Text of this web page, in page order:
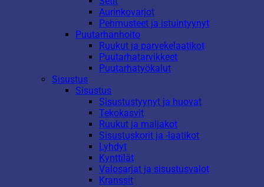
Aurinkovarjot
Pehmusteet ja istuintyynyt
Puutarhanhoito
Ruukut ja parvekelaatikot
Puutarhatarvikkeet
Puutarhatyökalut
Sisustus
Sisustus
Sisustustyynyt ja huovat
Tekokasvit
Ruukut ja maljakot
Sisustuskorit ja -laatikot
Lyhdyt
Kynttilät
Valosarjat ja sisustusvalot
Kranssit